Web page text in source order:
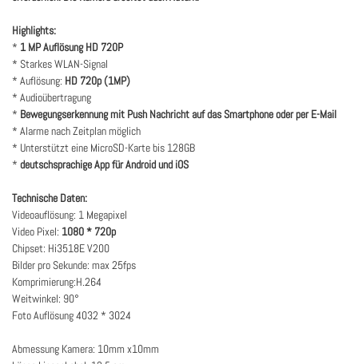
Highlights:
* 1 MP Auflösung HD 720P
* Starkes WLAN-Signal
* Auflösung: HD 720p (1MP)
* Audioübertragung
* Bewegungserkennung mit Push Nachricht auf das Smartphone oder per E-Mail
* Alarme nach Zeitplan möglich
* Unterstützt eine MicroSD-Karte bis 128GB
* deutschsprachige App für Android und iOS
Technische Daten:
Videoauflösung: 1 Megapixel
Video Pixel: 1080 * 720p
Chipset: Hi3518E V200
Bilder pro Sekunde: max 25fps
Komprimierung:H.264
Weitwinkel: 90°
Foto Auflösung 4032 * 3024
Abmessung Kamera: 10mm x10mm